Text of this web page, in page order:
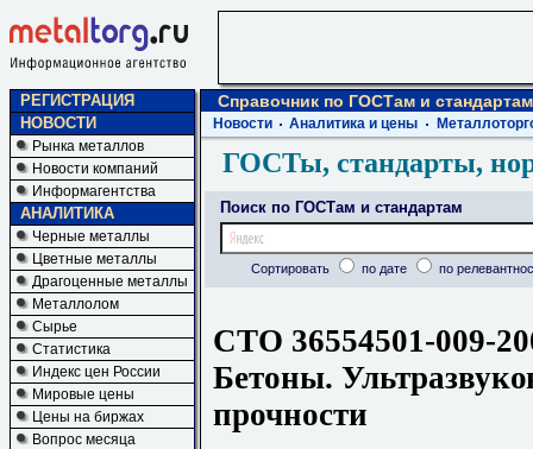
РЕГИСТРАЦИЯ
НОВОСТИ
Рынка металлов
Новости компаний
Информагентства
АНАЛИТИКА
Черные металлы
Цветные металлы
Драгоценные металлы
Металлолом
Сырье
Статистика
Индекс цен России
Мировые цены
Цены на биржах
Вопрос месяца
Справочник по ГОСТам и стандартам
Новости Аналитика и цены
ГОСТы, стандарты,
Поиск по ГОСТам и стандартам
Сортировать по дате по
СТО 36554501-009-
Бетоны.
прочности